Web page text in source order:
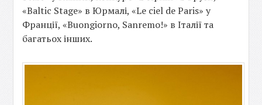
«Baltic Stage» в Юрмалі, «Le ciel de Paris» у
Франції, «Buongiorno, Sanremo!» в Італії та
багатьох інших.